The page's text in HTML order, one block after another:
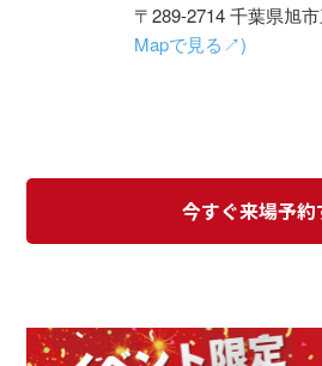
〒289-2714 千葉県旭
Mapで見る↗)
今すぐ来場予約